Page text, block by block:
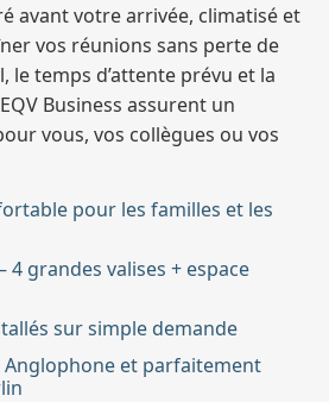
avant votre arrivée, climatisé et
vos réunions sans perte de
le temps d’attente prévu et la
Business assurent un
vous, vos collègues ou vos
pour les familles et les
4 grandes valises + espace
sur simple demande
Anglophone et parfaitement